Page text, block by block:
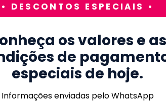
• DESCONTOS ESPECIAIS •
os valores e as
de
especiais de hoje.
Informações enviadas pelo WhatsApp